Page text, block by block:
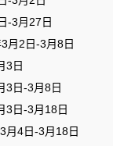
3月27日
2日-3月8日
日
日-3月8日
日-3月18日
4日-3月18日